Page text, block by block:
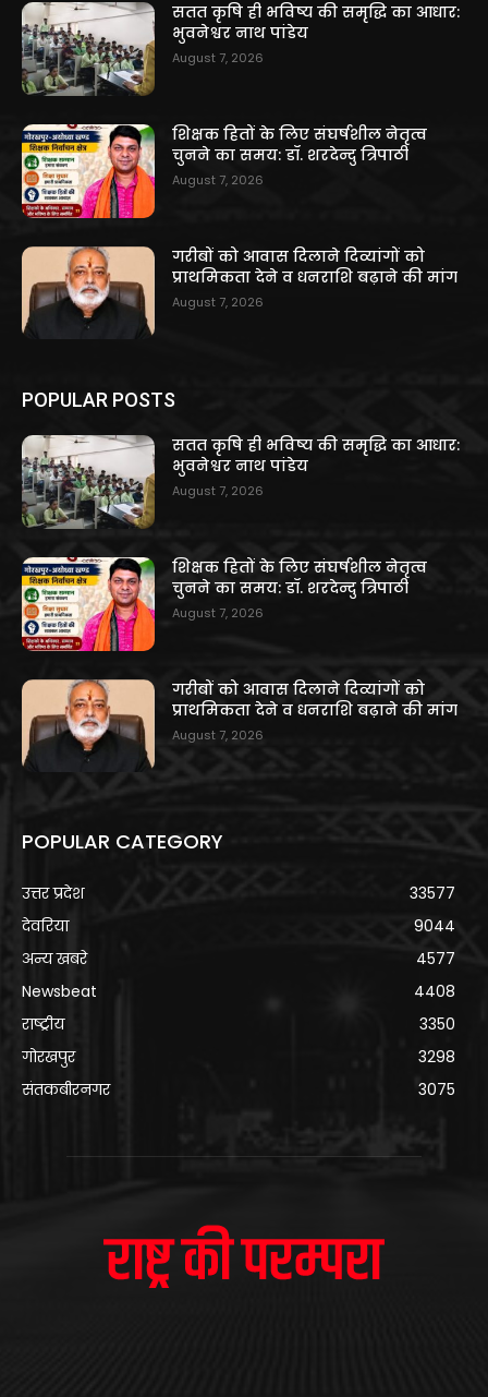
सतत कृषि ही भविष्य की समृद्धि का आधार:
भुवनेश्वर नाथ पांडेय
August 7, 2026
शिक्षक हितों के लिए संघर्षशील नेतृत्व
चुनने का समय: डॉ. शरदेन्दु त्रिपाठी
August 7, 2026
गरीबों को आवास दिलाने दिव्यांगों को
प्राथमिकता देने व धनराशि बढ़ाने की मांग
August 7, 2026
POPULAR POSTS
सतत कृषि ही भविष्य की समृद्धि का आधार:
भुवनेश्वर नाथ पांडेय
August 7, 2026
शिक्षक हितों के लिए संघर्षशील नेतृत्व
चुनने का समय: डॉ. शरदेन्दु त्रिपाठी
August 7, 2026
गरीबों को आवास दिलाने दिव्यांगों को
प्राथमिकता देने व धनराशि बढ़ाने की मांग
August 7, 2026
POPULAR CATEGORY
उत्तर प्रदेश
33577
देवरिया
9044
अन्य खबरे
4577
Newsbeat
4408
राष्ट्रीय
3350
गोरखपुर
3298
संतकबीरनगर
3075